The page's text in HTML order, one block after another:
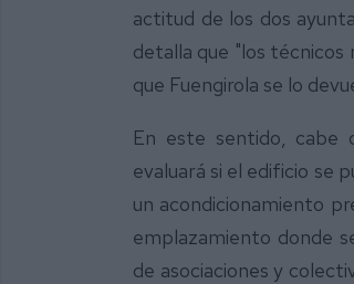
actitud de los dos
detalla que "los técnicos
que Fuengirola se lo
En este sentido, cabe
evaluará si el edificio se
un acondicionamiento
emplazamiento donde
de asociaciones y